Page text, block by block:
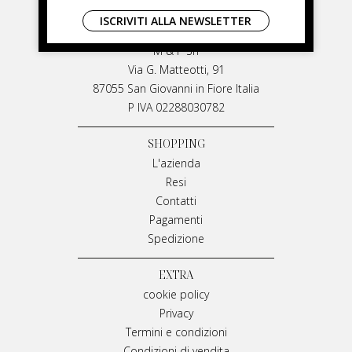
LIVIANA MIRARCHI
M & P Srl
Via G. Matteotti, 91
87055 San Giovanni in Fiore Italia
P IVA 02288030782
SHOPPING
L'azienda
Resi
Contatti
Pagamenti
Spedizione
EXTRA
cookie policy
Privacy
Termini e condizioni
ISCRIVITI ALLA NEWSLETTER